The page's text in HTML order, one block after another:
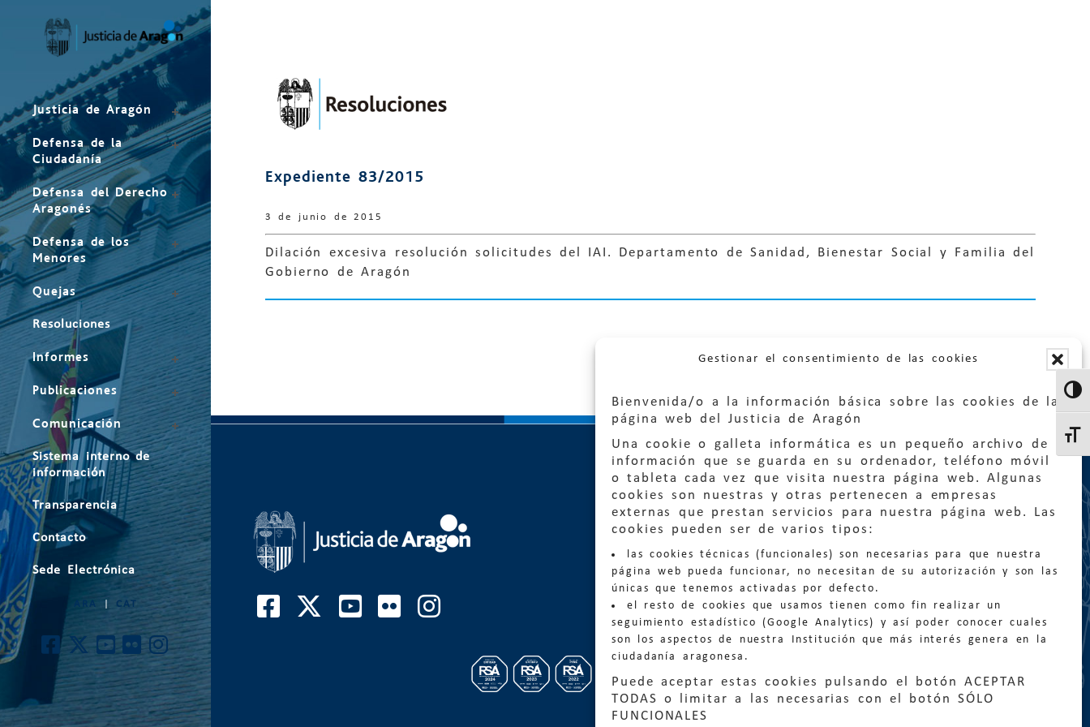
Gestionar el consentimiento de las cookies
Bienvenida/o a la información básica sobre las cookies de la
página web del Justicia de Aragón
Una cookie o galleta informática es un pequeño archivo de
información que se guarda en su ordenador, teléfono móvil
o tableta cada vez que visita nuestra página web. Algunas
cookies son nuestras y otras pertenecen a empresas
externas que prestan servicios para nuestra página web. Las
cookies pueden ser de varios tipos:
las cookies técnicas (funcionales) son necesarias para que nuestra
página web pueda funcionar, no necesitan de su autorización y son las
únicas que tenemos activadas por defecto.
el resto de cookies que usamos tienen como fin realizar un
seguimiento estadístico (Google Analytics) y así poder conocer cuales
son los aspectos de nuestra Institución que más interés genera en la
ciudadanía aragonesa.
Puede aceptar estas cookies pulsando el botón ACEPTAR
TODAS o limitar a las necesarias con el botón SÓLO
FUNCIONALES
Justicia de Aragón
Defensa de la
Ciudadanía
Defensa del Derecho
Aragonés
Defensa de los
Menores
Quejas
Resoluciones
Informes
Publicaciones
Comunicación
Sistema interno de
información
Transparencia
Contacto
Sede Electrónica
CAT
Expediente 83/2015
3 de junio de 2015
Dilación excesiva resolución solicitudes del IAI. Departamento de Sanidad, Bienestar Social y Familia del
Gobierno de Aragón
Quejas:quejas@eljusticiadearagon.es
Información general:
informacion@eljusticiadearagon.es
Teléfonos: 900 210 210/ 976 399 354